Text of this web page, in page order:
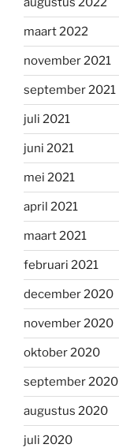
maart 2022
november 2021
september 2021
juli 2021
juni 2021
mei 2021
april 2021
maart 2021
februari 2021
december 2020
november 2020
oktober 2020
september 2020
augustus 2020
juli 2020